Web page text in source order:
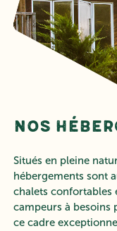
Nos
Situés en pleine
hébergements sont
chalets confortables
campeurs à besoins
ce cadre